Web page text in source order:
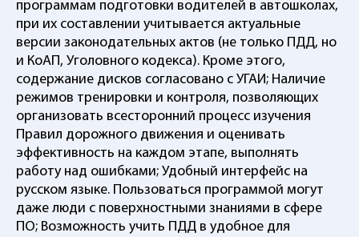
программам подготовки водителей в автошколах,
при их составлении учитывается актуальные
версии законодательных актов (не только ПДД, но
и КоАП, Уголовного кодекса). Кроме этого,
содержание дисков согласовано с УГАИ; Наличие
режимов тренировки и контроля, позволяющих
организовать всесторонний процесс изучения
Правил дорожного движения и оценивать
эффективность на каждом этапе, выполнять
работу над ошибками; Удобный интерфейс на
русском языке. Пользоваться программой могут
даже люди с поверхностными знаниями в сфере
ПО; Возможность учить ПДД в удобное для